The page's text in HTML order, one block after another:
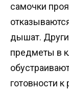
самочки
дышат.
предметы в
готовности к